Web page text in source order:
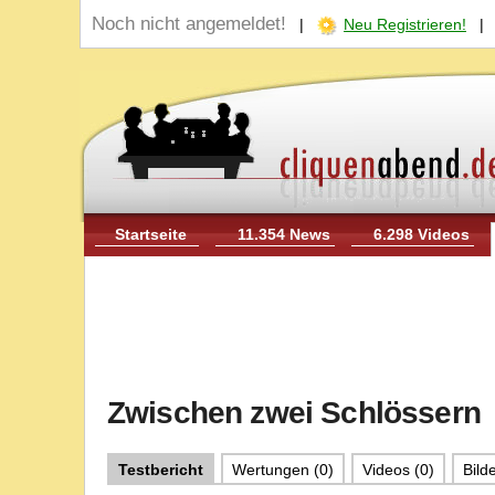
Noch nicht angemeldet! | Neu Registrieren!
Startseite 11.354 News 6.298 Videos
Zwischen zwei Schlössern
Testbericht Wertungen (0) Videos (0)